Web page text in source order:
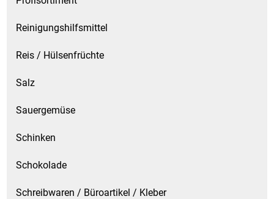
Wurst
Zucker / Süßstoffe
Reinigungshilfsmittel
Reis / Hülsenfrüchte
Salz
Sauergemüse
Schinken
Schokolade
Schreibwaren / Büroartikel / Kleber